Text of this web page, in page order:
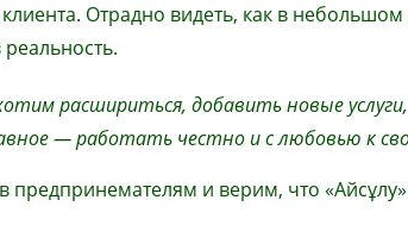
Отрадно видеть, как в
расшириться, добавить новые
—работать честно и с любовью к
предпринемателям и верим, что